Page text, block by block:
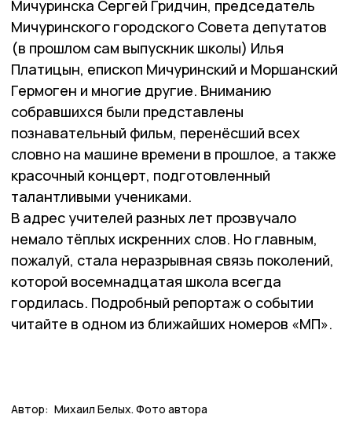
Мичуринска Сергей Гридчин, председатель
Мичуринского городского Совета депутатов
(в прошлом сам выпускник школы) Илья
Платицын, епископ Мичуринский и Моршанский
Гермоген и многие другие. Вниманию
собравшихся были представлены
познавательный фильм, перенёсший всех
словно на машине времени в прошлое, а также
красочный концерт, подготовленный
талантливыми учениками.
В адрес учителей разных лет прозвучало
немало тёплых искренних слов. Но главным,
пожалуй, стала неразрывная связь поколений,
которой восемнадцатая школа всегда
гордилась. Подробный репортаж о событии
читайте в одном из ближайших номеров «МП».
Автор: Михаил Белых. Фото автора